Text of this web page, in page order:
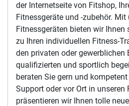
der Internetseite von Fitshop,
Fitnessgeräte und -zubehör.
Fitnessgeräten bieten wir Ihnen
zu Ihren individuellen Fitness-
den privaten oder gewerblichen
qualifizierten und sportlich
beraten Sie gern und
Support oder vor Ort in
präsentieren wir Ihnen tolle